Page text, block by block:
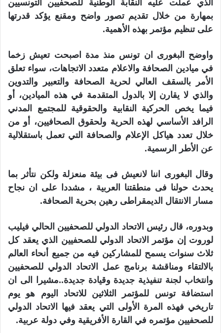
الذي عملت عليه النقابة الوطنية للصحفيين التونسيين
بمهارة من خلال تقديم تصور واضح ومقنع يؤكد قدرتها
على تنظيم مؤتمر بهذه الأهمية.
واوضح البغورى ان تونس منذ مدة اصبحت تعيش زخما
في ميادين الصحافة والاعلام متعدد الاتجاهات، سواء تعلق
الأمر بالسقف العالي لحرية الصحافة والتعبير والتدوين
والذي لا يقارن إلا بالدول المتقدمة في هذه الميادين، أو
فيما يخص الحركية النقابية والحقوقية للمجتمع المدني
الرافد الأساسي لهذه الحرية ولحقوق الصحافيين، أو من
خلال تعدد هياكل الإعلام والصحافة التي تعمل باستقلالية
عن الأطر الرسمية.
وقال البغورى اننا لانعيش فى بيئة منعزلة ولكن نتأثر بما
يحدث حولنا فى منطقتنا العربية ، مشددا على ان نجاح
مسار الانتقال الديمقراطى رهين بحرية الصحافة.
وبدوره، قال رئيس الاتحاد الدولي للصحفيين الحالي فيليب
لوروت إن مؤتمر الاتحاد الدولي للصحفيين الذي يعقد كل
ثلاث سنوات يسمح للمشاركين فيه من جميع أنحاء العالم
بالالتقاء ومناقشة برنامج عمل الاتحاد الدولي للصحفيين
وانتخاب لجنة تنفيذية جديدة وقيادة جديدة..مشيرا الى ان
استضافة تونس للمؤتمر الثلاثين للاتحاد اليوم هو يوم
تاريخي فهذه المرة الأولى التي يعقد فيها الاتحاد الدولي
للصحفيين مؤتمره في القارة الأفريقية وفي دولة عربية.